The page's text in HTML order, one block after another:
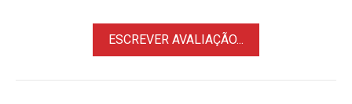
ESCREVER AVALIAÇÃO...